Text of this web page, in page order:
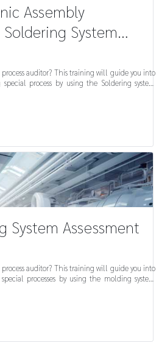
Assembly
System
auditor? This training will guide you into
process by using the Soldering system
System Assessment
auditor? This training will guide you into
processes by using the molding system